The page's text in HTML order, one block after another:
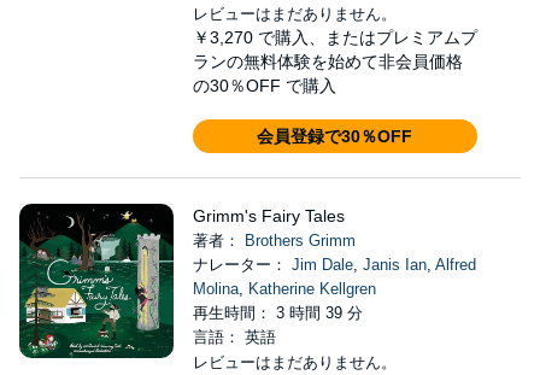
レビューはまだありません。
￥3,270 で購入、またはプレミアムプ
ランの無料体験を始めて非会員価格
の30％OFF で購入
会員登録で30％OFF
Grimm's Fairy Tales
著者：
Brothers Grimm
ナレーター： Jim Dale, Janis Ian, Alfred
Molina, Katherine Kellgren
再生時間： 3 時間 39 分
言語： 英語
レビューはまだありません。